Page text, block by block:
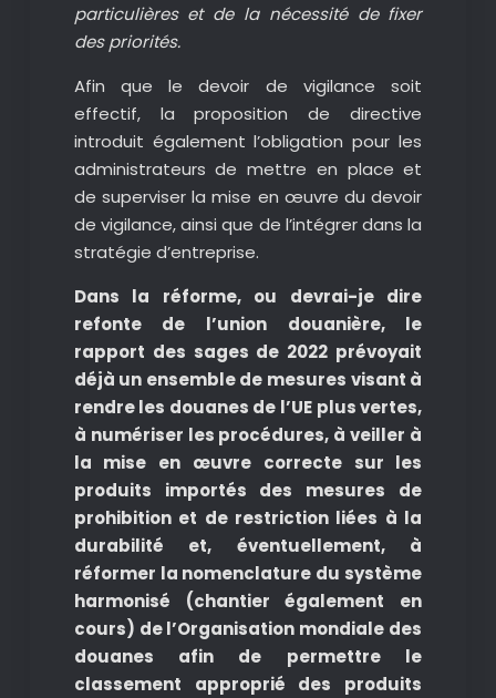
particulières et de la nécessité de fixer
des priorités.
Afin que le devoir de vigilance soit
effectif, la proposition de directive
introduit également l’obligation pour les
administrateurs de mettre en place et
de superviser la mise en œuvre du devoir
de vigilance, ainsi que de l’intégrer dans la
stratégie d’entreprise.
Dans la réforme, ou devrai-je dire
refonte de l’union douanière, le
rapport des sages de 2022 prévoyait
déjà un ensemble de mesures visant à
rendre les douanes de l’UE plus vertes,
à numériser les procédures, à veiller à
la mise en œuvre correcte sur les
produits importés des mesures de
prohibition et de restriction liées à la
durabilité et, éventuellement, à
réformer la nomenclature du système
harmonisé (chantier également en
cours) de l’Organisation mondiale des
douanes afin de permettre le
classement approprié des produits